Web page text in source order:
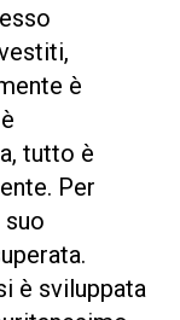
è
tutto è
Per
è sviluppata